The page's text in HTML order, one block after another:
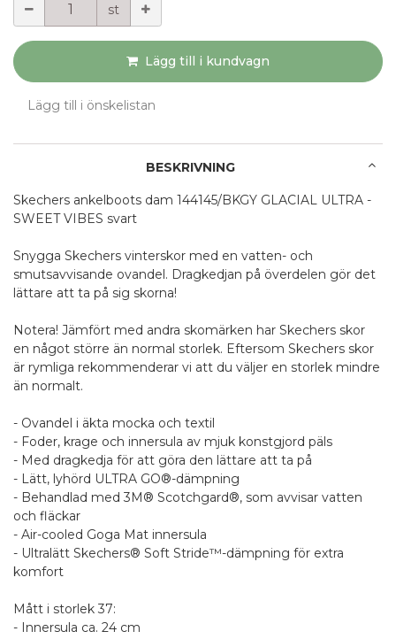
st
Lägg till i kundvagn
Lägg till i önskelistan
BESKRIVNING
Skechers ankelboots dam 144145/BKGY GLACIAL ULTRA -
SWEET VIBES svart
Snygga Skechers vinterskor med en vatten- och
smutsavvisande ovandel. Dragkedjan på överdelen gör det
lättare att ta på sig skorna!
Notera! Jämfört med andra skomärken har Skechers skor
en något större än normal storlek. Eftersom Skechers skor
är rymliga rekommenderar vi att du väljer en storlek mindre
än normalt.
- Ovandel i äkta mocka och textil
- Foder, krage och innersula av mjuk konstgjord päls
- Med dragkedja för att göra den lättare att ta på
- Lätt, lyhörd ULTRA GO®-dämpning
- Behandlad med 3M® Scotchgard®, som avvisar vatten
och fläckar
- Air-cooled Goga Mat innersula
- Ultralätt Skechers® Soft Stride™-dämpning för extra
komfort
Mått i storlek 37:
- Innersula ca. 24 cm